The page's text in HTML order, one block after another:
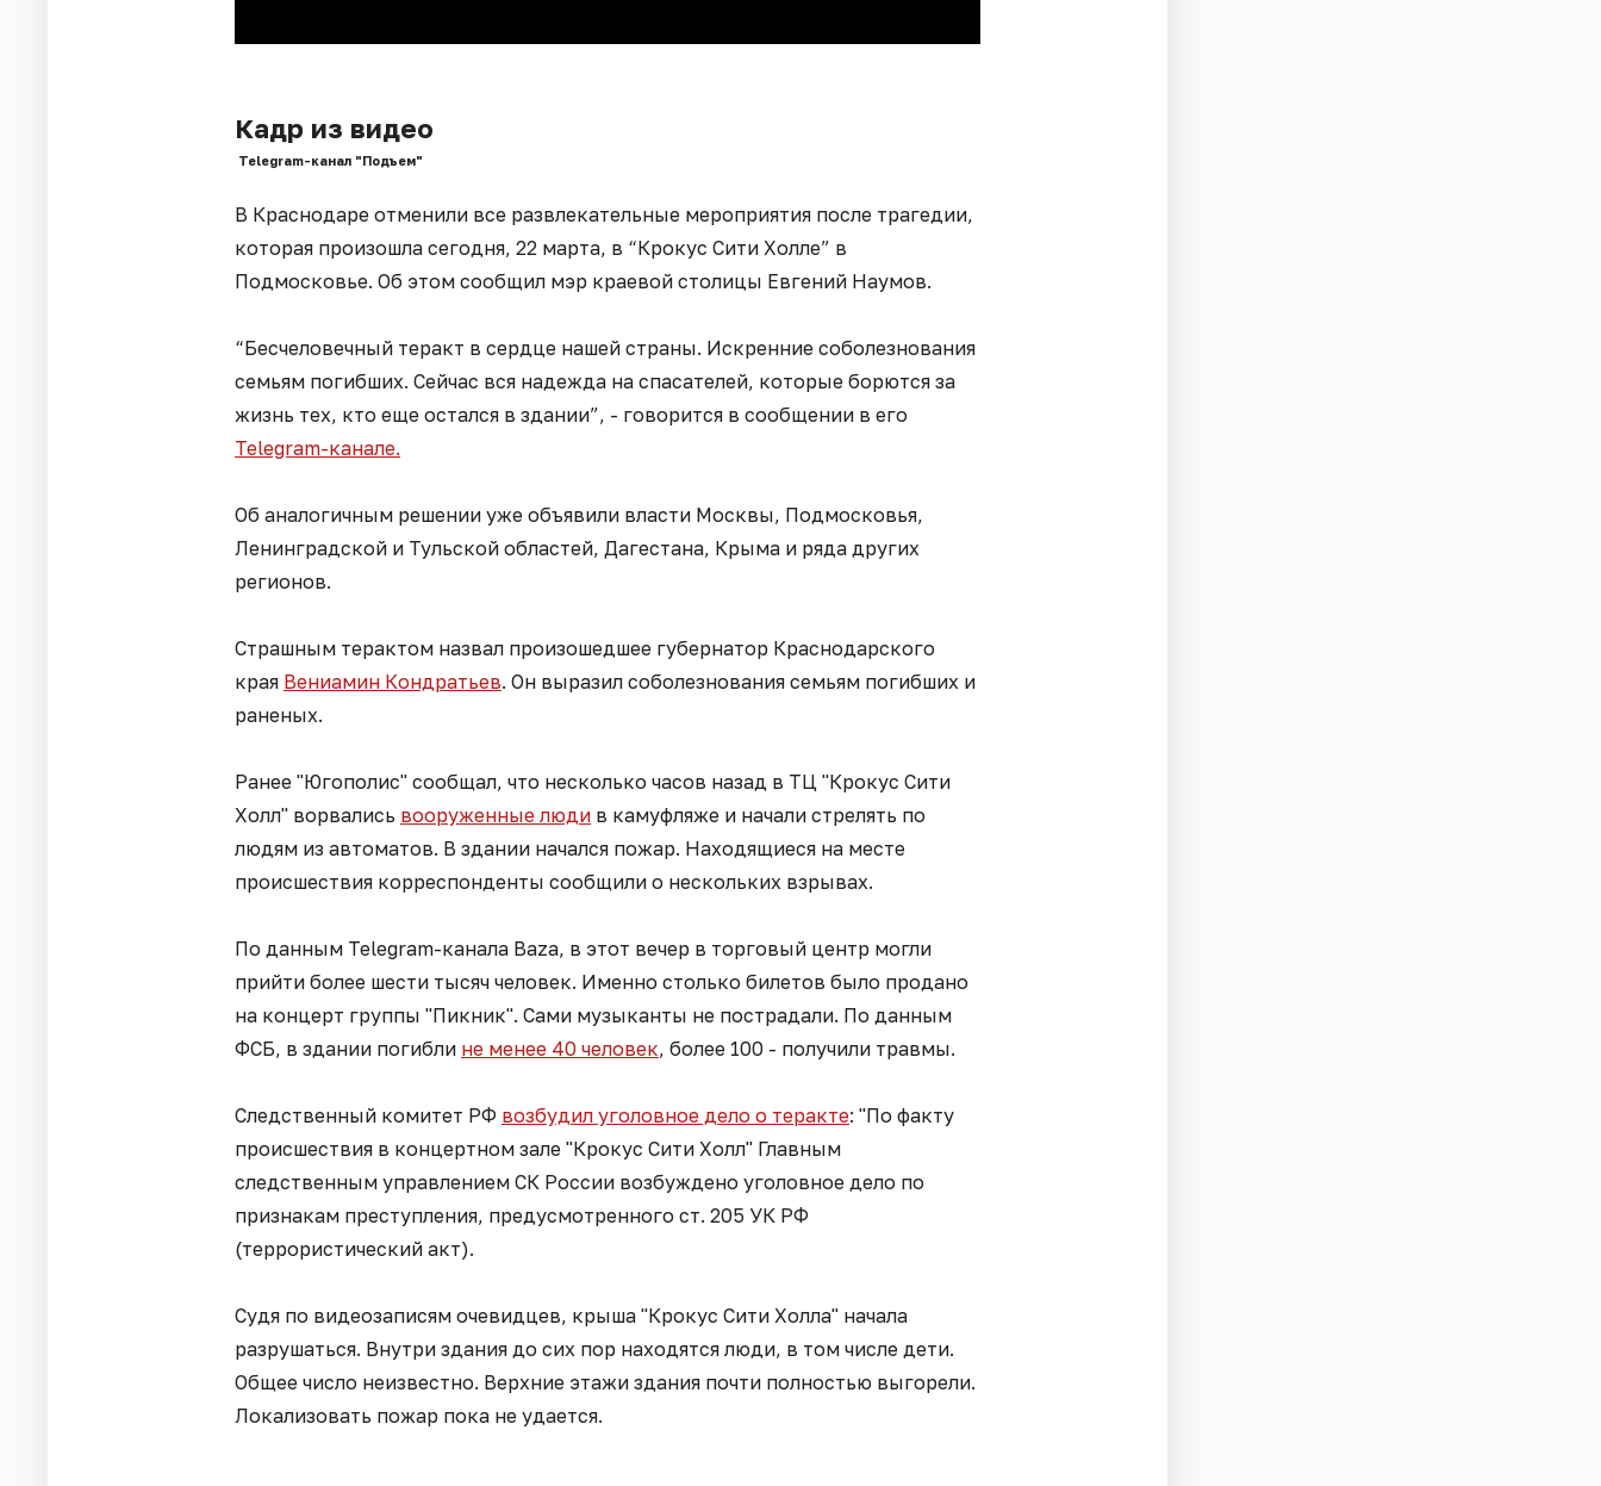
Кадр из видео
Telegram-канал "Подъем"
В Краснодаре отменили все развлекательные мероприятия после трагедии,
которая произошла сегодня, 22 марта, в “Крокус Сити Холле” в
Подмосковье. Об этом сообщил мэр краевой столицы Евгений Наумов.
“Бесчеловечный теракт в сердце нашей страны. Искренние соболезнования
семьям погибших. Сейчас вся надежда на спасателей, которые борются за
жизнь тех, кто еще остался в здании”, - говорится в сообщении в его
Telegram-канале.
Об аналогичным решении уже объявили власти Москвы, Подмосковья,
Ленинградской и Тульской областей, Дагестана, Крыма и ряда других
регионов.
Страшным терактом назвал произошедшее губернатор Краснодарского
края Вениамин Кондратьев. Он выразил соболезнования семьям погибших и
раненых.
Ранее "Югополис" сообщал, что несколько часов назад в ТЦ "Крокус Сити
Холл" ворвались вооруженные люди в камуфляже и начали стрелять по
людям из автоматов. В здании начался пожар. Находящиеся на месте
происшествия корреспонденты сообщили о нескольких взрывах.
По данным Telegram-канала Baza, в этот вечер в торговый центр могли
прийти более шести тысяч человек. Именно столько билетов было продано
на концерт группы "Пикник". Сами музыканты не пострадали. По данным
ФСБ, в здании погибли не менее 40 человек, более 100 - получили травмы.
Следственный комитет РФ возбудил уголовное дело о теракте: "По факту
происшествия в концертном зале "Крокус Сити Холл" Главным
следственным управлением СК России возбуждено уголовное дело по
признакам преступления, предусмотренного ст. 205 УК РФ
(террористический акт).
Судя по видеозаписям очевидцев, крыша "Крокус Сити Холла" начала
разрушаться. Внутри здания до сих пор находятся люди, в том числе дети.
Общее число неизвестно. Верхние этажи здания почти полностью выгорели.
Локализовать пожар пока не удается.